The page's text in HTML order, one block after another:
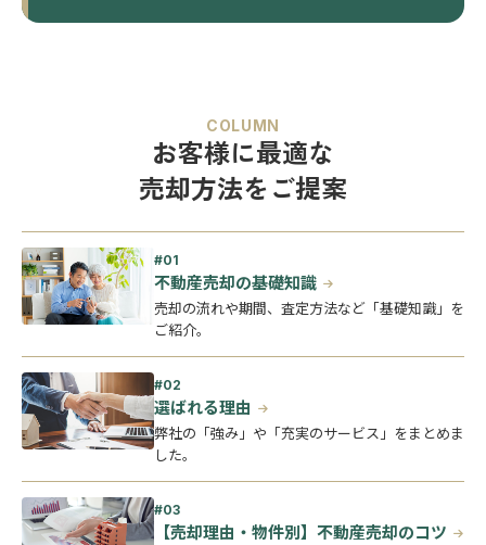
COLUMN
お客様に最適な
売却方法をご提案
不動産売却の基礎知識
売却の流れや期間、査定方法など「基礎知識」を
ご紹介。
選ばれる理由
弊社の「強み」や「充実のサービス」をまとめま
した。
【売却理由・物件別】不動産売却のコツ